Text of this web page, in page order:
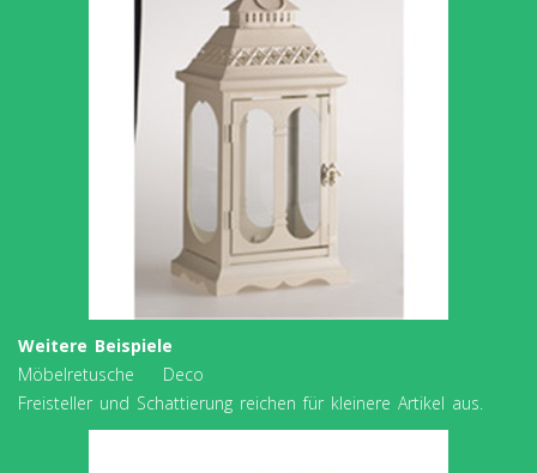
Weitere Beispiele
Möbelretusche Deco
Freisteller und Schattierung reichen für kleinere Artikel aus.